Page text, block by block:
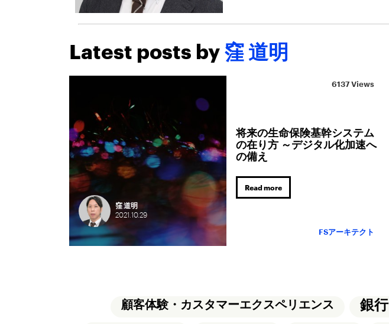
Latest posts by窪 道明
窪 道明
2021. 10.29
将来の生命保険基幹システム
の在り方 ～デジタル化加速へ
の備え
Read more
6137 Views
FSアーキテクト
顧客体験・カスタマーエクスペリエンス 銀行